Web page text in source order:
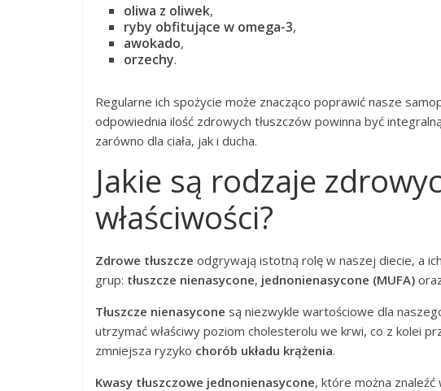
oliwa z oliwek,
ryby obfitujące w omega-3,
awokado,
orzechy.
Regularne ich spożycie może znacząco poprawić nasze
odpowiednia ilość zdrowych tłuszczów powinna być
zarówno dla ciała, jak i ducha.
Jakie są rodzaje
właściwości?
Zdrowe tłuszcze odgrywają istotną rolę w naszej diecie, a
grup: tłuszcze nienasycone, jednonienasycone (MUFA)
Tłuszcze nienasycone są niezwykle wartościowe dla
utrzymać właściwy poziom cholesterolu we krwi, co z kolei
zmniejsza ryzyko chorób układu krążenia.
Kwasy tłuszczowe jednonienasycone, które można znaleźć